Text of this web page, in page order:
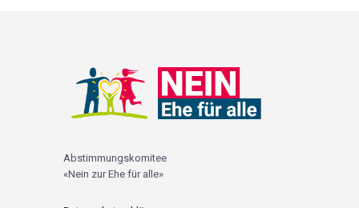
Abstimmungskomitee
«Nein zur Ehe für alle»